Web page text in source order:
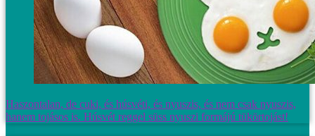
Haszontalan, de cuki, és húsvéti, és nyuszis, és nem csak nyuszis,
hanem tojásos is. Húsvét reggel süss nyuszi formájú tükörtojást!